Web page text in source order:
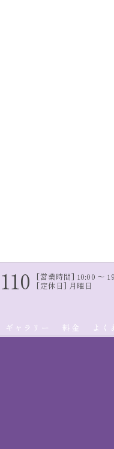
[営業時間] 10:00 〜
[定休日] 月曜日
ギャラリー 料金 よく